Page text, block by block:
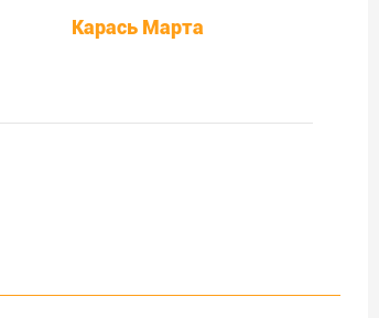
Карась Марта